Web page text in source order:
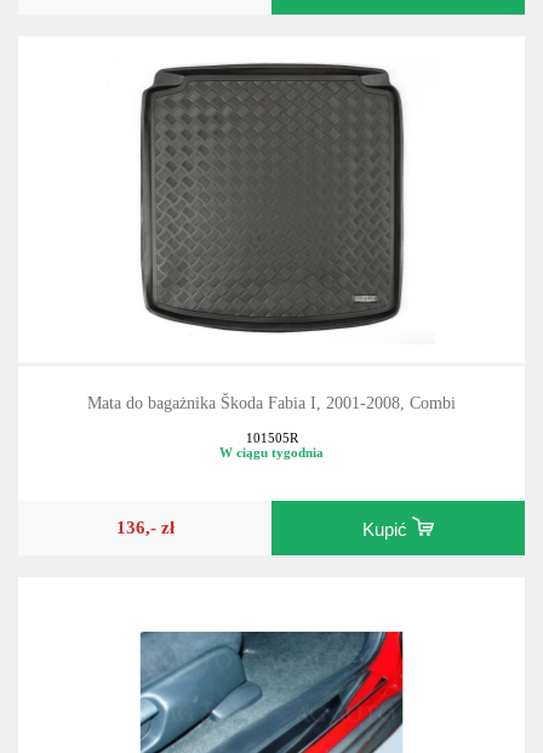
Mata do bagażnika Škoda Fabia I, 2001-2008, Combi
101505R
W ciągu tygodnia
136,- zł Kupić